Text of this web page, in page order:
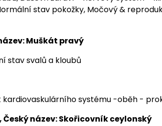
stav pokožky, Močový &
Muškát pravý
stav svalů a kloubů
kardiovaskulárního systému -oběh -
název: Skořicovník ceylonský